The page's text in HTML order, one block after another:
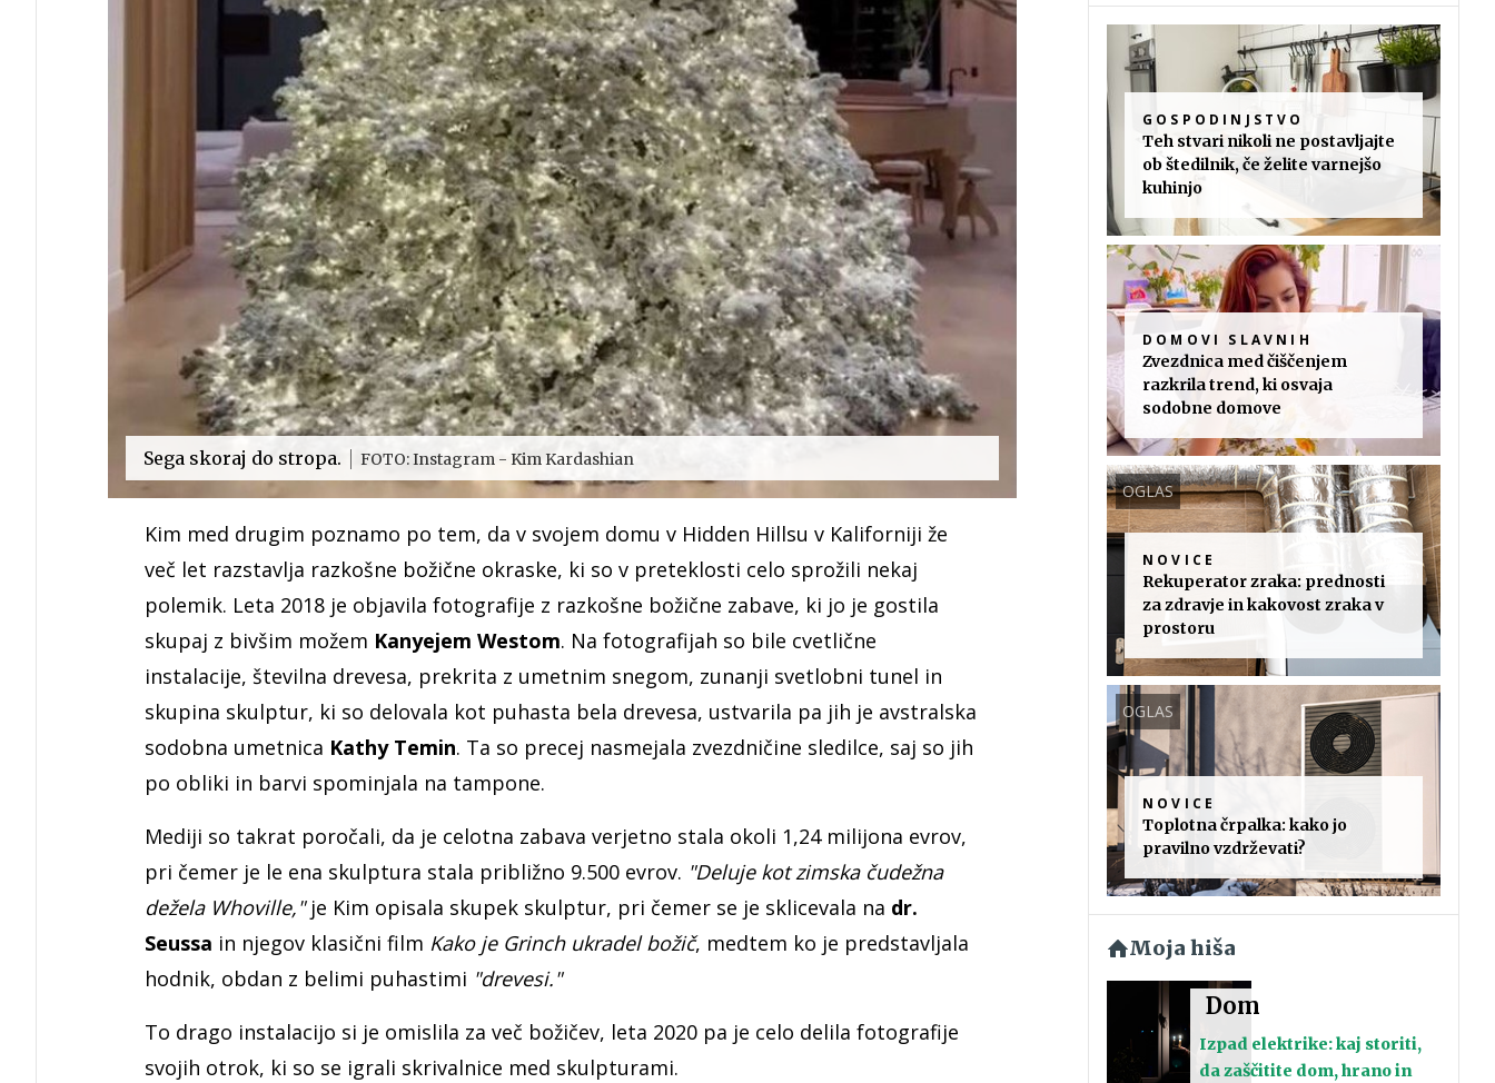
Sega skoraj do stropa. FOTO: Instagram - Kim Kardashian
Kim med drugim poznamo po tem, da v svojem domu v Hidden Hillsu v Kaliforniji že
več let razstavlja razkošne božične okraske, ki so v preteklosti celo sprožili nekaj
polemik. Leta 2018 je objavila fotografije z razkošne božične zabave, ki jo je gostila
skupaj z bivšim možem Kanyejem Westom. Na fotografijah so bile cvetlične
instalacije, številna drevesa, prekrita z umetnim snegom, zunanji svetlobni tunel in
skupina skulptur, ki so delovala kot puhasta bela drevesa, ustvarila pa jih je avstralska
sodobna umetnica Kathy Temin. Ta so precej nasmejala zvezdničine sledilce, saj so jih
po obliki in barvi spominjala na tampone.
Mediji so takrat poročali, da je celotna zabava verjetno stala okoli 1,24 milijona evrov,
pri čemer je le ena skulptura stala približno 9.500 evrov. "Deluje kot zimska čudežna
dežela Whoville,"je Kim opisala skupek skulptur, pri čemer se je sklicevala na dr.
Seussa in njegov klasični film Kako je Grinch ukradel božič, medtem ko je predstavljala
hodnik, obdan z belimi puhastimi "drevesi."
To drago instalacijo si je omislila za več božičev, leta 2020 pa je celo delila fotografije
svojih otrok, ki so se igrali skrivalnice med skulpturami.
GOSPODINJSTVO
Teh stvari nikoli ne postavljajte
ob štedilnik, če želite varnejšo
kuhinjo
DOMOVI SLAVNIH
Zvezdnica med čiščenjem
razkrila trend, ki osvaja
sodobne domove
OGLAS
NOVICE
Rekuperator zraka: prednosti
za zdravje in kakovost zraka v
prostoru
OGLAS
NOVICE
Toplotna črpalka: kako jo
pravilno vzdrževati?
Moja hiša
Dom
Izpad elektrike: kaj storiti,
da zaščitite dom, hrano in